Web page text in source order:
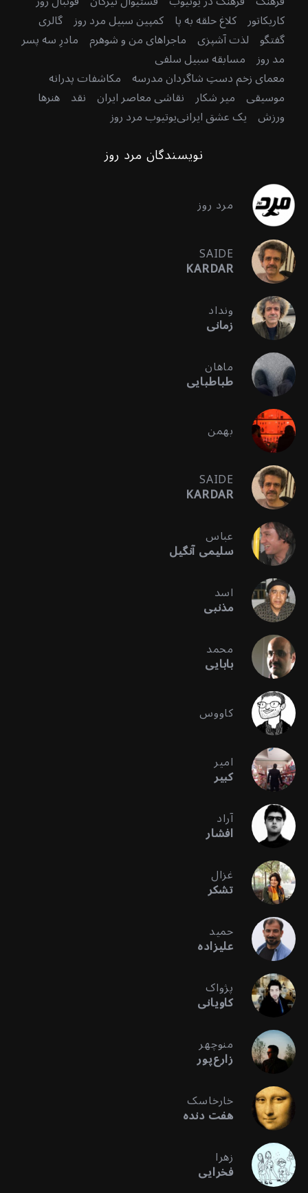
کاریکاتور کلاغ حلقه به پا کمپین سبیل مرد روز گالری
گفتگو لذت آشپزی ماجراهای من و شوهرم مادرِ سه پسر
مد روز مسابقه سبیل سلفی
معمای زخم دستِ شاگردان مدرسه مکاشفات پدرانه
موسیقی میر شکار نقاشی معاصر ایران نقد هنرها
ورزش یک عشق ایرانییوتیوب مرد روز
نویسندگان مرد روز
مرد روز
SAIDE
KARDAR
ونداد
زمانی
ماهان
طباطبایی
بهمن
SAIDE
KARDAR
عباس
سلیمی آنگیل
اسد
مذنبی
محمد
بابایی
کاووس
امیر
کبیر
آراد
افشار
غزال
تشکر
حمید
علیزاده
پژواک
کاویانی
منوچهر
زارع‌پور
خارخاسک
هفت دنده
زهرا
فخرایی